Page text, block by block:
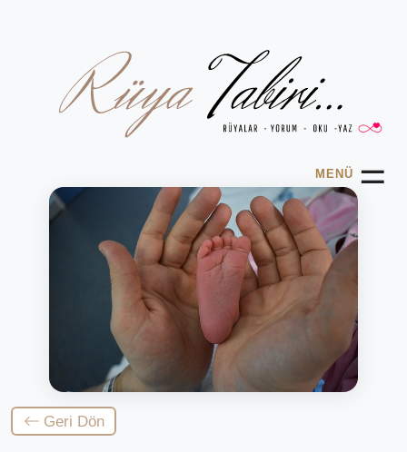
MENÜ ☰
Geri Dön